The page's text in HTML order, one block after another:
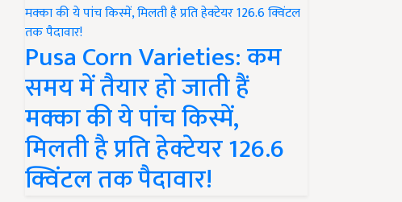
Pusa Corn Varieties: कम
समय में तैयार हो जाती हैं
मक्का की ये पांच किस्में,
मिलती है प्रति हेक्टेयर 126.6
क्विंटल तक पैदावार!